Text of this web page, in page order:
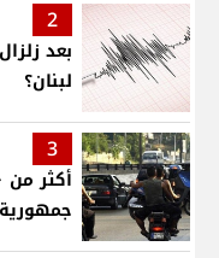
2
بعد
لبنان؟
3